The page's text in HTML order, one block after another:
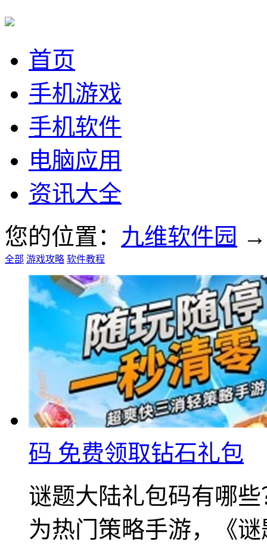
首页
手机游戏
手机软件
电脑应用
资讯大全
您的位置： 九维软件园
全部 游戏攻略 软件教程
码 免费领取钻石礼包
谜题大陆礼包码有哪
为热门策略手游，《